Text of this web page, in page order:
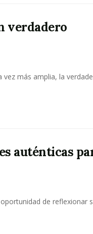
verdadero
más amplia, la
auténticas
de reflexionar